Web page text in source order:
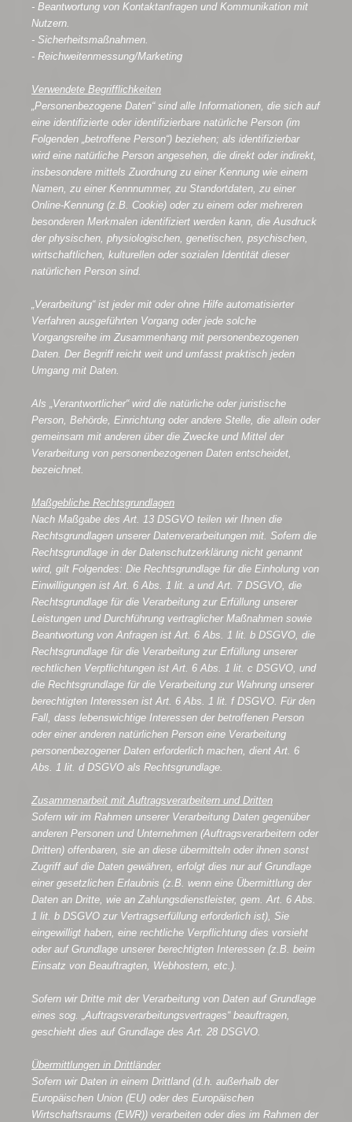
- Beantwortung von Kontaktanfragen und Kommunikation mit
Nutzern.
- Sicherheitsmaßnahmen.
- Reichweitenmessung/Marketing
Verwendete Begrifflichkeiten
„Personenbezogene Daten“ sind alle Informationen, die sich auf
eine identifizierte oder identifizierbare natürliche Person (im
Folgenden „betroffene Person“) beziehen; als identifizierbar
wird eine natürliche Person angesehen, die direkt oder indirekt,
insbesondere mittels Zuordnung zu einer Kennung wie einem
Namen, zu einer Kennnummer, zu Standortdaten, zu einer
Online-Kennung (z.B. Cookie) oder zu einem oder mehreren
besonderen Merkmalen identifiziert werden kann, die Ausdruck
der physischen, physiologischen, genetischen, psychischen,
wirtschaftlichen, kulturellen oder sozialen Identität dieser
natürlichen Person sind.
„Verarbeitung“ ist jeder mit oder ohne Hilfe automatisierter
Verfahren ausgeführten Vorgang oder jede solche
Vorgangsreihe im Zusammenhang mit personenbezogenen
Daten. Der Begriff reicht weit und umfasst praktisch jeden
Umgang mit Daten.
Als „Verantwortlicher“ wird die natürliche oder juristische
Person, Behörde, Einrichtung oder andere Stelle, die allein oder
gemeinsam mit anderen über die Zwecke und Mittel der
Verarbeitung von personenbezogenen Daten entscheidet,
bezeichnet.
Maßgebliche Rechtsgrundlagen
Nach Maßgabe des Art. 13 DSGVO teilen wir Ihnen die
Rechtsgrundlagen unserer Datenverarbeitungen mit. Sofern die
Rechtsgrundlage in der Datenschutzerklärung nicht genannt
wird, gilt Folgendes: Die Rechtsgrundlage für die Einholung von
Einwilligungen ist Art. 6 Abs. 1 lit. a und Art. 7 DSGVO, die
Rechtsgrundlage für die Verarbeitung zur Erfüllung unserer
Leistungen und Durchführung vertraglicher Maßnahmen sowie
Beantwortung von Anfragen ist Art. 6 Abs. 1 lit. b DSGVO, die
Rechtsgrundlage für die Verarbeitung zur Erfüllung unserer
rechtlichen Verpflichtungen ist Art. 6 Abs. 1 lit. c DSGVO, und
die Rechtsgrundlage für die Verarbeitung zur Wahrung unserer
berechtigten Interessen ist Art. 6 Abs. 1 lit. f DSGVO. Für den
Fall, dass lebenswichtige Interessen der betroffenen Person
oder einer anderen natürlichen Person eine Verarbeitung
personenbezogener Daten erforderlich machen, dient Art. 6
Abs. 1 lit. d DSGVO als Rechtsgrundlage.
Zusammenarbeit mit Auftragsverarbeitern und Dritten
Sofern wir im Rahmen unserer Verarbeitung Daten gegenüber
anderen Personen und Unternehmen (Auftragsverarbeitern oder
Dritten) offenbaren, sie an diese übermitteln oder ihnen sonst
Zugriff auf die Daten gewähren, erfolgt dies nur auf Grundlage
einer gesetzlichen Erlaubnis (z.B. wenn eine Übermittlung der
Daten an Dritte, wie an Zahlungsdienstleister, gem. Art. 6 Abs.
1 lit. b DSGVO zur Vertragserfüllung erforderlich ist), Sie
eingewilligt haben, eine rechtliche Verpflichtung dies vorsieht
oder auf Grundlage unserer berechtigten Interessen (z.B. beim
Einsatz von Beauftragten, Webhostern, etc.).
Sofern wir Dritte mit der Verarbeitung von Daten auf Grundlage
eines sog. „Auftragsverarbeitungsvertrages“ beauftragen,
geschieht dies auf Grundlage des Art. 28 DSGVO.
Übermittlungen in Drittländer
Sofern wir Daten in einem Drittland (d.h. außerhalb der
Europäischen Union (EU) oder des Europäischen
Wirtschaftsraums (EWR)) verarbeiten oder dies im Rahmen der